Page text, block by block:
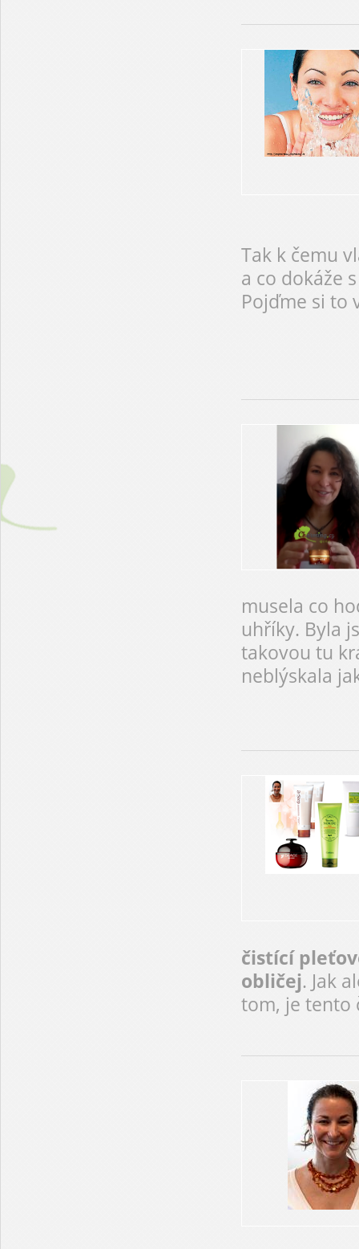
Tak k čemu
a co dokáže
Pojďme si to
musela co
uhříky. Byla
takovou tu
neblýskala
čistící
obličej. Jak
tom, je tento